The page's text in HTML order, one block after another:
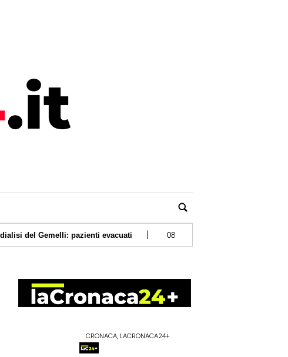
pazienti evacuati| 08/08/2026 - MotoGp, oggi gara sprint
CRONACA, LACRONACA24+